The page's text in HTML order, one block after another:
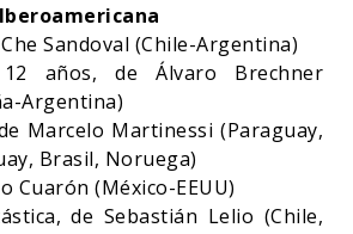
Sandoval (Chile-Argentina)
años, de Álvaro Brechner
Argentina)
Marcelo Martinessi (Paraguay,
Brasil, Noruega)
Cuarón (México-EEUU)
de Sebastián Lelio (Chile,